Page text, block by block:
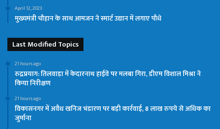
April 12, 2023
मुख्यमंत्री चौहान के साथ आमजन ने स्मार्ट उद्यान में लगाए पौधे
Last Modified Topics
21 hours ago
रुद्रप्रयाग: तिलवाड़ा में केदारनाथ हाईवे पर मलबा गिरा, डीएम विशाल मिश्रा ने
किया निरीक्षण
21 hours ago
विकासनगर में अवैध खनिज भंडारण पर बड़ी कार्रवाई, 8 लाख रुपये से अधिक का
जुर्माना